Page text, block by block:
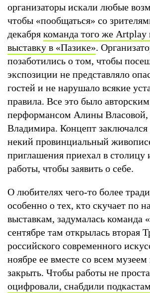
организаторы искали любые
чтобы «пообщаться» со
декабря команда того же Artplay
выставку в «Пазике».
позаботились о том, чтобы
экспозиции не представляло
гостей и не нарушало всякие
правила. Все это было авторским
перформансом Алины
Владимира. Концепт заключался
некий провинциальный
приглашения приехал в столицу
работы, чтобы заявить о себе.
О любителях чего-то более
особенно о тех, кто скучает по
выставкам, задумалась команда
сентябре там открылась вторая
российского современного
ноябре ее вместе со всем
закрыть. Чтобы работы не
оцифровали, снабдили